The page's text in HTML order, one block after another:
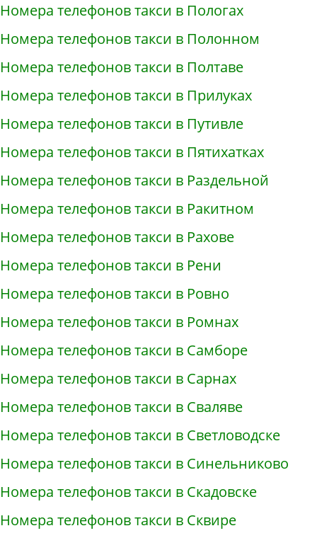
Номера телефонов такси в Пологах
Номера телефонов такси в Полонном
Номера телефонов такси в Полтаве
Номера телефонов такси в Прилуках
Номера телефонов такси в Путивле
Номера телефонов такси в Пятихатках
Номера телефонов такси в Раздельной
Номера телефонов такси в Ракитном
Номера телефонов такси в Рахове
Номера телефонов такси в Рени
Номера телефонов такси в Ровно
Номера телефонов такси в Ромнах
Номера телефонов такси в Самборе
Номера телефонов такси в Сарнах
Номера телефонов такси в Сваляве
Номера телефонов такси в Светловодске
Номера телефонов такси в Синельниково
Номера телефонов такси в Скадовске
Номера телефонов такси в Сквире